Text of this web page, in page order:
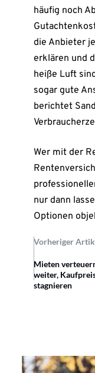
häufig noch
die Anbieter
erklären und
heiße Luft
sogar gute
berichtet
Wer mit der
nur dann
Optionen
Vorheriger
Mieten
weiter,
stagnieren